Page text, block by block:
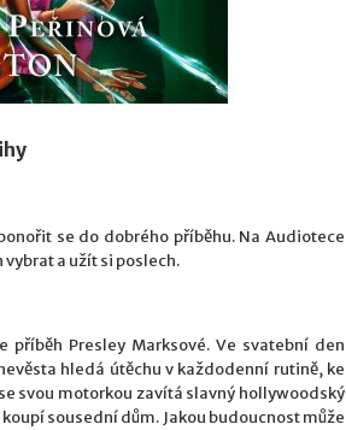
se do dobrého příběhu. Na Audiotece
a užít si poslech.
Presley Marksové. Ve svatební den
hledá útěchu v každodenní rutině, ke
svou motorkou zavítá slavný hollywoodský
sousední dům. Jakou budoucnost může